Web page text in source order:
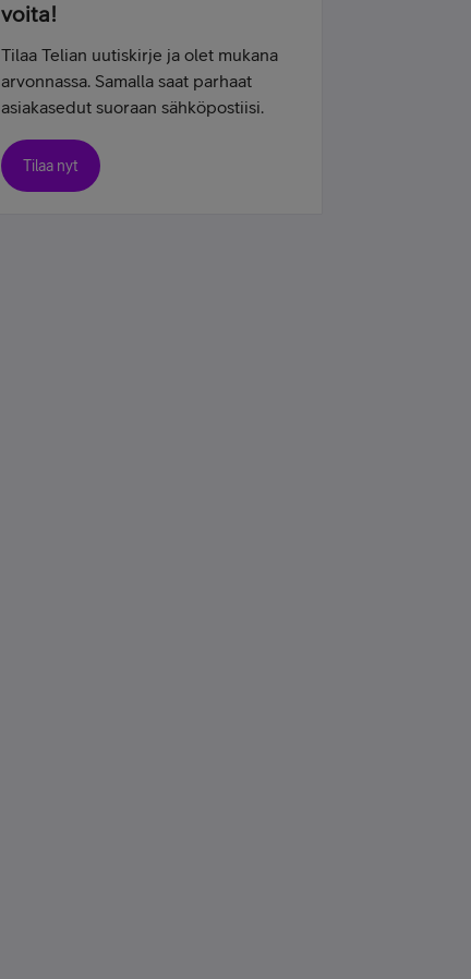
voita!
Tilaa Telian uutiskirje ja olet mukana
arvonnassa. Samalla saat parhaat
asiakasedut suoraan sähköpostiisi.
Tilaa nyt